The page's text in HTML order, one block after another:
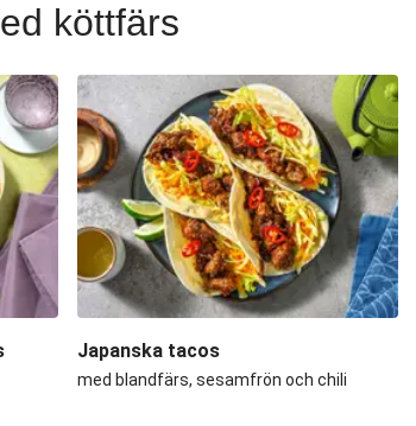
Bibimbap
köttfärs
Japanska tacos
med blandfärs, sesamfrön och chili